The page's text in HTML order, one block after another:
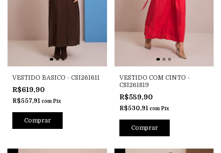
VESTIDO BASICO - CSI261611
R$619,90
R$557,91 com Pix
Comprar
VESTIDO COM CINTO -
CSI261819
R$589,90
R$530,91 com Pix
Comprar